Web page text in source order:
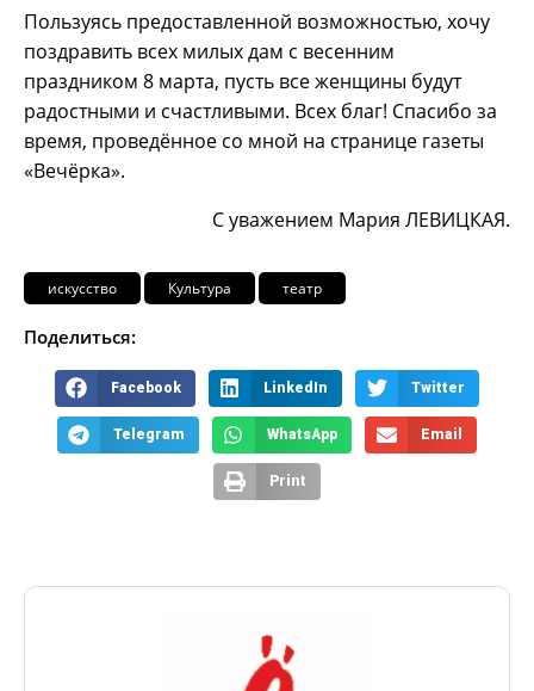
Пользуясь предоставленной возможностью, хочу
поздравить всех милых дам с весенним
праздником 8 марта, пусть все женщины будут
радостными и счастливыми. Всех благ! Спасибо за
время, проведённое со мной на странице газеты
«Вечёрка».
С уважением Мария ЛЕВИЦКАЯ.
искусство Культура театр
Поделиться:
Facebook LinkedIn Twitter
Telegram WhatsApp Email
Print